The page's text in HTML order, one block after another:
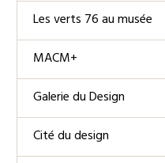
Les verts 76 au musée
MACM+
Galerie du Design
Cité du design